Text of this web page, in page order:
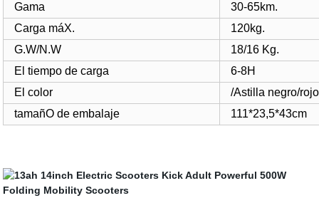
Gama
30-65km.
Carga máX.
120kg.
G.W/N.W
18/16 Kg.
El tiempo de carga
6-8H
El color
/Astilla negro/
tamañO de embalaje
111*23,5*43cm